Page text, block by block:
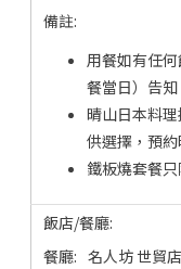
用餐如有任
餐當日）告知
晴山日本料
供選擇，預
鐵板燒套餐
名人坊 世貿店